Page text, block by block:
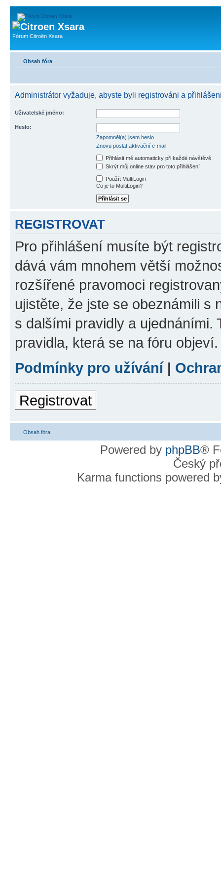
Fórum Citroën Xsara
Obsah fóra
Administrátor vyžaduje, abyste byli registrováni a
Uživatelské jméno:
Heslo:
Zapomněl(a) jsem heslo
Znovu poslat aktivační e-mail
Přihlásit mě automaticky při každé návštěvě
Skrýt můj online stav pro toto přihlášení
Použít MultiLogin
Co je to MultiLogin?
REGISTROVAT
Pro přihlášení musíte být
dává vám mnohem větší
rozšířené pravomoci
ujistěte, že jste se obeznámili s
s dalšími pravidly a ujednáními.
pravidla, která se na fóru objeví.
Podmínky pro užívání |
Registrovat
Obsah fóra
Powered by phpBB®
Český
Karma functions powered